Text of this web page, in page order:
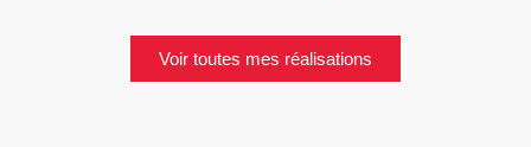
Voir toutes mes réalisations